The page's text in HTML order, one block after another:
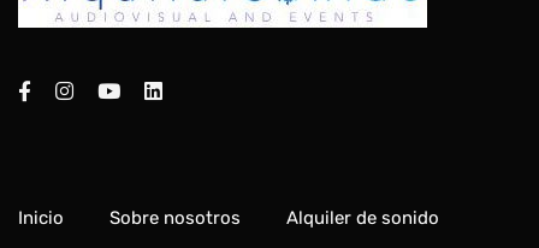
Inicio Sobre nosotros Alquiler de sonido